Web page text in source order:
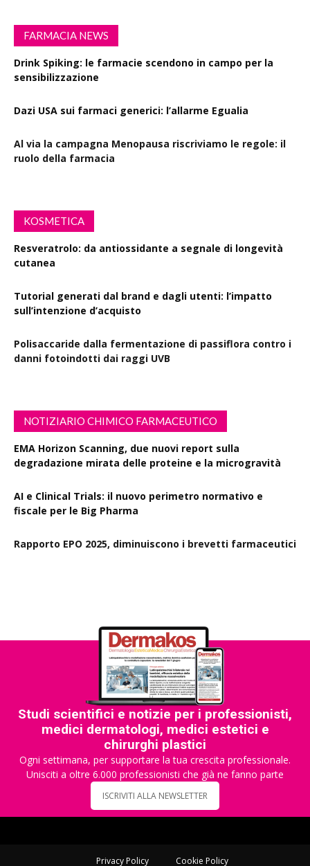
FARMACIA NEWS
Drink Spiking: le farmacie scendono in campo per la
sensibilizzazione
Dazi USA sui farmaci generici: l’allarme Egualia
Al via la campagna Menopausa riscriviamo le regole: il
ruolo della farmacia
KOSMETICA
Resveratrolo: da antiossidante a segnale di longevità
cutanea
Tutorial generati dal brand e dagli utenti: l’impatto
sull’intenzione d’acquisto
Polisaccaride dalla fermentazione di passiflora contro i
danni fotoindotti dai raggi UVB
NOTIZIARIO CHIMICO FARMACEUTICO
EMA Horizon Scanning, due nuovi report sulla
degradazione mirata delle proteine e la microgravità
AI e Clinical Trials: il nuovo perimetro normativo e
fiscale per le Big Pharma
Rapporto EPO 2025, diminuiscono i brevetti farmaceutici
Studi scientifici e notizie per i professionisti,
medici dermatologi, medici estetici e
chirurghi plastici
Ogni settimana, per supportare la tua crescita professionale.
Unisciti a oltre 6.000 professionisti che già ne fanno parte
ISCRIVITI ALLA NEWSLETTER
Privacy Policy Cookie Policy